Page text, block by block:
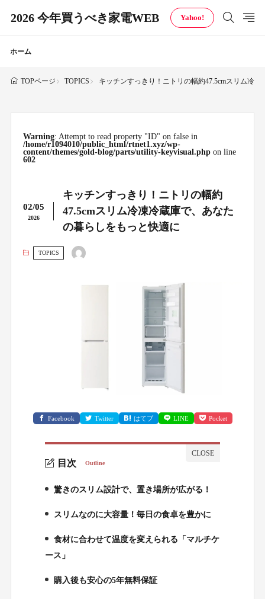
2026 今年買うべき家電WEB Yahoo!
ホーム
TOPページ TOPICS キッチンすっきり！ニトリの幅約47.5cmスリム冷
Warning: Attempt to read property "ID" on false in
/home/r1094010/public_html/rtnet1.xyz/wp-
content/themes/gold-blog/parts/utility-keyvisual.phpon line
602
02/05
2026
キッチンすっきり！ニトリの幅約
47.5cmスリム冷凍冷蔵庫で、あなた
の暮らしをもっと快適に
TOPICS
Facebook Twitter はてブ LINE Pocket
目次 Outline
1.
驚きのスリム設計で、置き場所が広がる！
2.
スリムなのに大容量！毎日の食卓を豊かに
食材に合わせて温度を変えられる「マルチケ
ース」
4.
購入後も安心の5年無料保証